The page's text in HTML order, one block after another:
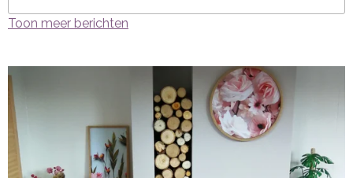
Toon meer berichten